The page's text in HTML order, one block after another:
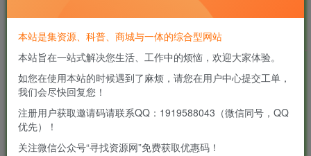
01
MQTT 与 WebSocket 的融合是物联网（IoT）领域的主流通
信方案，核心逻辑是让 MQTT 协议运行在 WebSocket 传输
层之上
（即 MQTT over WebSocket）。
本站是集资源、科普、商城与一体的综合型网站
本站旨在一站式解决您生活、工作中的烦恼，欢迎大家体验。
如您在使用本站的时候遇到了麻烦，请您在用户中心提交工单，
我们会尽快回复您！
注册用户获取邀请码请联系QQ：1919588043（微信同号，QQ
优先）！
关注微信公众号“寻找资源网”免费获取优惠码！